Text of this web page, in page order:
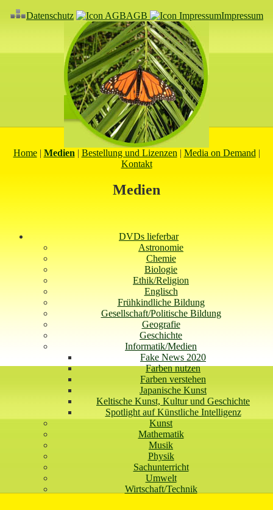
Datenschutz AGB Impressum
Home| Medien | Bestellung und Lizenzen | Media on Demand |
Kontakt
Medien
DVDs lieferbar
Astronomie
Chemie
Biologie
Ethik/Religion
Englisch
Frühkindliche Bildung
Gesellschaft/Politische Bildung
Geografie
Geschichte
Informatik/Medien
Fake News 2020
Farben nutzen
Farben verstehen
Japanische Kunst
Keltische Kunst, Kultur und Geschichte
Spotlight auf Künstliche Intelligenz
Kunst
Mathematik
Musik
Physik
Sachunterricht
Umwelt
Wirtschaft/Technik